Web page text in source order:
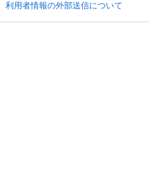
利用者情報の外部送信について